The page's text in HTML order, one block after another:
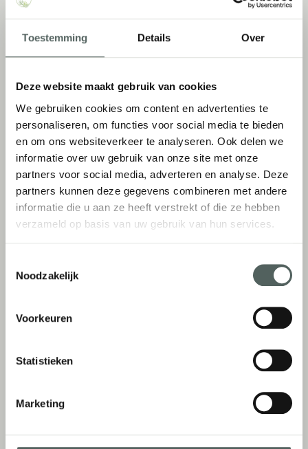
Toestemming Details Over
Deze website maakt gebruik van cookies
We gebruiken cookies om content en advertenties te
personaliseren, om functies voor social media te bieden
en om ons websiteverkeer te analyseren. Ook delen we
informatie over uw gebruik van onze site met onze
partners voor social media, adverteren en analyse. Deze
partners kunnen deze gegevens combineren met andere
informatie die u aan ze heeft verstrekt of die ze hebben
verzameld op basis van uw gebruik van hun services.
Noodzakelijk
Voorkeuren
Statistieken
Marketing
Bushh Eco
MultiCleaner
13,95 - €54,95
Opties selecteren
Bushh Diffuser
Blend
€13,95 - € 31,95
Opties selecteren
Aroma diffuser Bushh UrineX